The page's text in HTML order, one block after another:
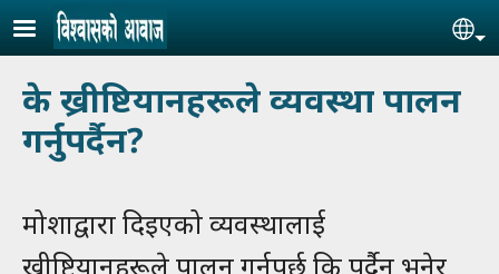
Skip to main content
के ख्रीष्टियानहरूले व्यवस्था पालन
गर्नुपर्दैन?
मोशाद्वारा दिइएको व्यवस्थालाई
ख्रीष्टियानहरूले पालन गर्नुपर्छ कि पर्दैन भनेर